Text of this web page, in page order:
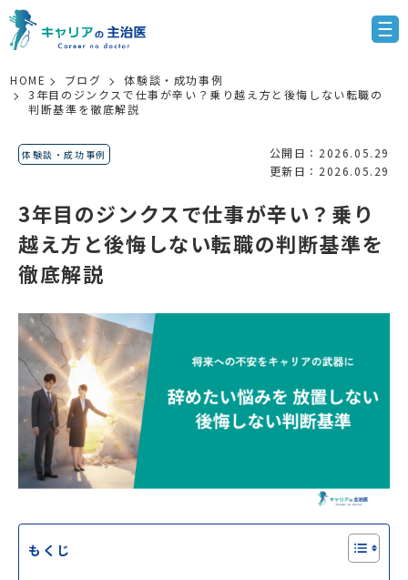
HOME ブログ
体験談・成功事例
3年目のジンクスで仕事が辛い？乗り越え方と後悔しない転職の
判断基準を徹底解説
体験談・成功事例
公開日：2026.05.29
更新日：2026.05.29
3年目のジンクスで仕事が辛い？乗り
越え方と後悔しない転職の判断基準を
徹底解説
もくじ